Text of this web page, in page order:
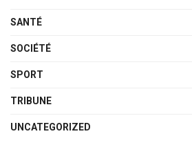
SANTÉ
SOCIÉTÉ
SPORT
TRIBUNE
UNCATEGORIZED